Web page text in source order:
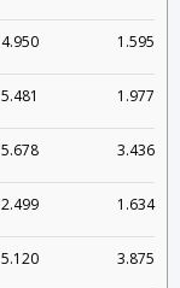
4.950 1.595
5.481 1.977
5.678 3.436
2.499 1.634
5.120 3.875